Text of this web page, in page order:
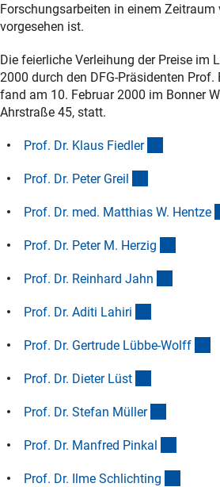
Forschungsarbeiten in einem
vorgesehen ist.
Die feierliche Verleihung der Preise im
2000 durch den DFG-Präsidenten
fand am 10. Februar 2000 im Bonner
Ahrstraße 45, statt.
Prof. Dr. Klaus Fiedler
Prof. Dr. Peter Greil
Prof. Dr. med. Matthias W. Hentze
Prof. Dr. Peter M. Herzig
Prof. Dr. Reinhard Jahn
Prof. Dr. Aditi Lahiri
Prof. Dr. Gertrude Lübbe-Wolff
Prof. Dr. Dieter Lüst
Prof. Dr. Stefan Müller
Prof. Dr. Manfred Pinkal
Prof. Dr. Ilme Schlichting